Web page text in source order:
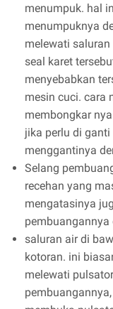
menumpuk. hal
menumpuknya
melewati
seal karet
menyebabkan
mesin cuci. cara
membongkar
jika perlu di
menggantinya
Selang
recehan yang
mengatasinya
saluran air di
kotoran. ini
melewati